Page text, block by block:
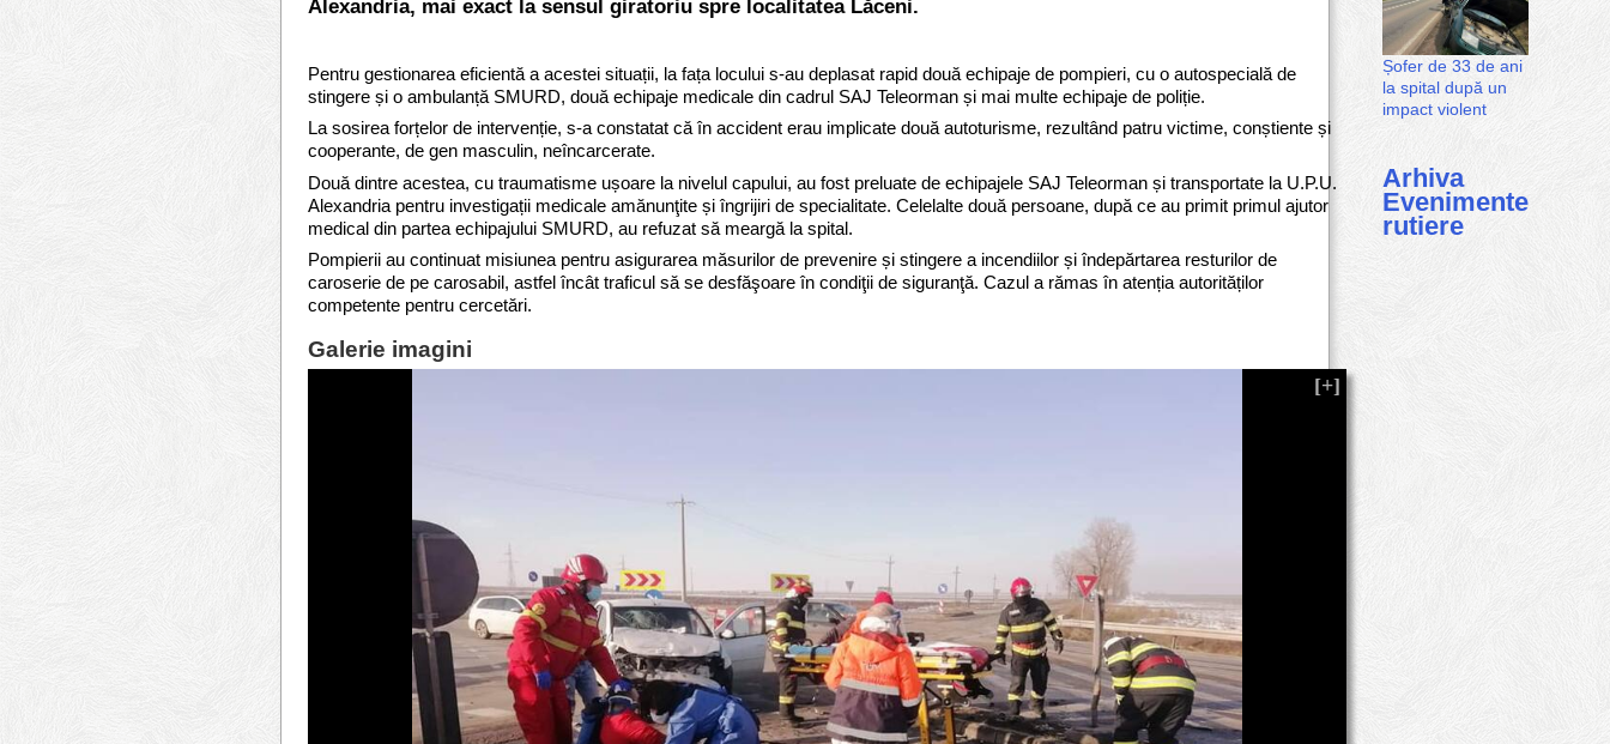
Alexandria, mai exact la sensul giratoriu spre localitatea Lăceni.
Pentru gestionarea eficientă a acestei situații, la fața locului s-au deplasat rapid două echipaje de pompieri, cu o autospecială de
stingere și o ambulanță SMURD, două echipaje medicale din cadrul SAJ Teleorman și mai multe echipaje de poliție.
La sosirea forțelor de intervenție, s-a constatat că în accident erau implicate două autoturisme, rezultând patru victime, conștiente și
cooperante, de gen masculin, neîncarcerate.
Două dintre acestea, cu traumatisme ușoare la nivelul capului, au fost preluate de echipajele SAJ Teleorman și transportate la U.P.U.
Alexandria pentru investigații medicale amănunţite și îngrijiri de specialitate. Celelalte două persoane, după ce au primit primul ajutor
medical din partea echipajului SMURD, au refuzat să meargă la spital.
Pompierii au continuat misiunea pentru asigurarea măsurilor de prevenire și stingere a incendiilor și îndepărtarea resturilor de
caroserie de pe carosabil, astfel încât traficul să se desfăşoare în condiţii de siguranţă. Cazul a rămas în atenția autorităților
competente pentru cercetări.
Galerie imagini
Șofer de 33 de ani
la spital după un
impact violent
Arhiva
Evenimente
rutiere